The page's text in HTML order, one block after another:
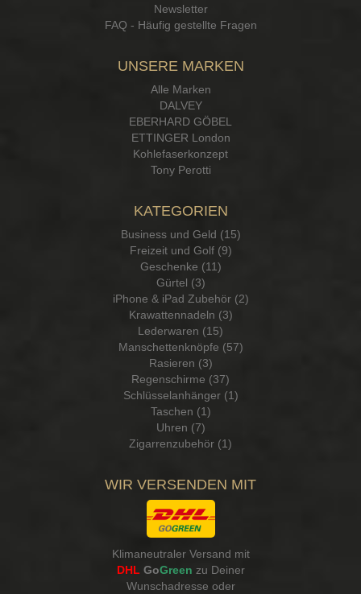
Newsletter
FAQ - Häufig gestellte Fragen
UNSERE MARKEN
Alle Marken
DALVEY
EBERHARD GÖBEL
ETTINGER London
Kohlefaserkonzept
Tony Perotti
KATEGORIEN
Business und Geld (15)
Freizeit und Golf (9)
Geschenke (11)
Gürtel (3)
iPhone & iPad Zubehör (2)
Krawattennadeln (3)
Lederwaren (15)
Manschettenknöpfe (57)
Rasieren (3)
Regenschirme (37)
Schlüsselanhänger (1)
Taschen (1)
Uhren (7)
Zigarrenzubehör (1)
WIR VERSENDEN MIT
Klimaneutraler Versand mit
DHL GoGreen zu Deiner
Wunschadresse oder